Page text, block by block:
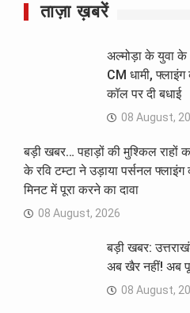
ताज़ा ख़बरें
अल्मोड़ा के युवा के
CM धामी,
कॉल पर दी बधाई
08 August,
बड़ी खबर… पहाड़ों की मुश्किल राहों
के रवि टम्टा ने उड़ाया पर्सनल
मिनट में पूरा करने का दावा
08 August, 2026
बड़ी खबर:
अब खैर नहीं! अब
08 August,